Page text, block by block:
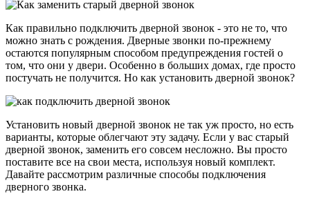
Как правильно подключить дверной звонок - это не то, что
можно знать с рождения. Дверные звонки по-прежнему
остаются популярным способом предупреждения гостей о
том, что они у двери. Особенно в больших домах, где просто
постучать не получится. Но как установить дверной звонок?
Установить новый дверной звонок не так уж просто, но есть
варианты, которые облегчают эту задачу. Если у вас старый
дверной звонок, заменить его совсем несложно. Вы просто
поставите все на свои места, используя новый комплект.
Давайте рассмотрим различные способы подключения
дверного звонка.